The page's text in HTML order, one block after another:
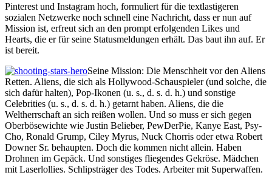
Pinterest und Instagram hoch, formuliert für die textlastigeren
sozialen Netzwerke noch schnell eine Nachricht, dass er nun auf
Mission ist, erfreut sich an den prompt erfolgenden Likes und
Hearts, die er für seine Statusmeldungen erhält. Das baut ihn auf. Er
ist bereit.
Seine Mission: Die Menschheit vor den Aliens
Retten. Aliens, die sich als Hollywood-Schauspieler (und solche, die
sich dafür halten), Pop-Ikonen (u. s., d. s. d. h.) und sonstige
Celebrities (u. s., d. s. d. h.) getarnt haben. Aliens, die die
Weltherrschaft an sich reißen wollen. Und so muss er sich gegen
Oberbösewichte wie Justin Belieber, PewDerPie, Kanye East, Psy-
Cho, Ronald Grump, Ciley Myrus, Nuck Chorris oder etwa Robert
Downer Sr. behaupten. Doch die kommen nicht allein. Haben
Drohnen im Gepäck. Und sonstiges fliegendes Gekröse. Mädchen
mit Laserlollies. Schlipsträger des Todes. Arbeiter mit Superwaffen.